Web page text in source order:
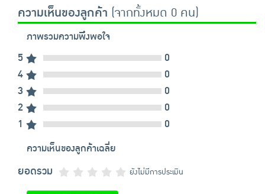
ความเห็นของลูกค้า (จากทั้งหมด 0 คน)
ภาพรวมความพึงพอใจ
5
0
4
0
3
0
2
0
1
0
ความเห็นของลูกค้าเฉลี่ย
ยอดรวม ยังไม่มีการประเมิน